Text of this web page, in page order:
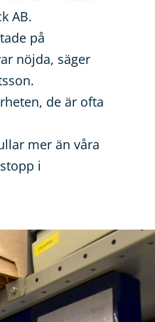
AB.
på
nöjda, säger
de är ofta
mer än våra
i